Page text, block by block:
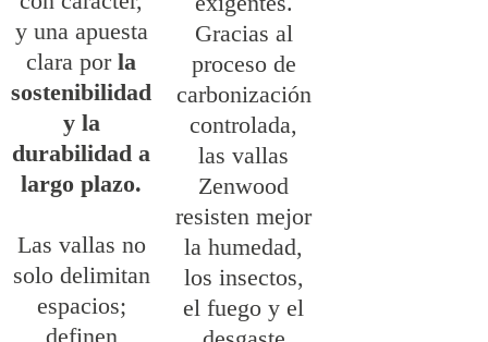
y una apuesta
clara porla
sostenibilidad
y la
durabilidad a
largo plazo.
Las vallas no
solo delimitan
espacios;
definen
Gracias al
proceso de
carbonización
controlada,
las vallas
Zenwood
resisten mejor
la humedad,
los insectos,
el fuego y el